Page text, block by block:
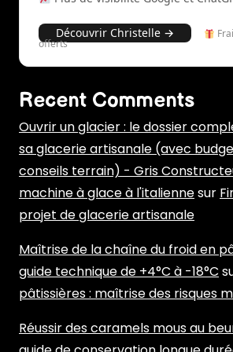
Découvrir Christelle →
offerts
Recent Comments
Ouvrir un glacier : le dossier
sa glacerie artisanale (avec
conseils terrain) - Gris
machine à glace à l'italiennesur
projet de glacerie artisanale
Maîtrise de la chaîne du froid en
guide technique de +4°C à -18°C
pâtissières : maîtrise des risques
Réussir des caramels mous au